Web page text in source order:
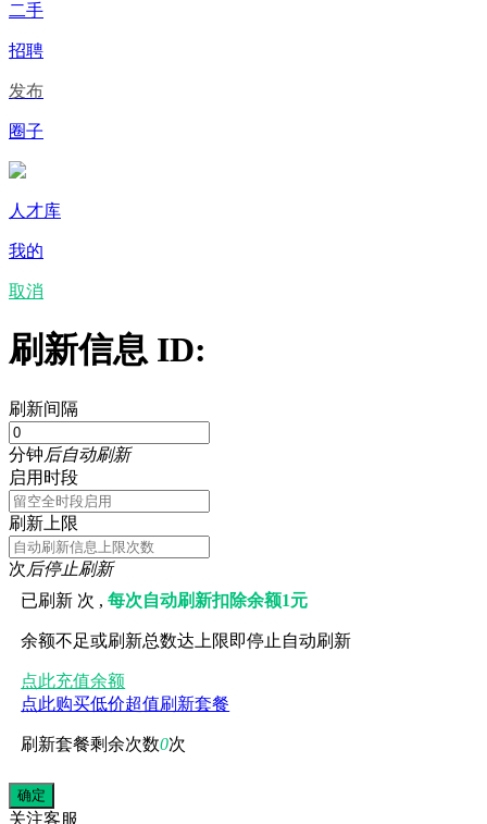
二手
招聘
发布
圈子
人才库
我的
取消
刷新信息 ID:
刷新间隔
分钟后自动刷新
启用时段
刷新上限
次后停止刷新
已刷新 次 ,每次自动刷新扣除余额1元
余额不足或刷新总数达上限即停止自动刷新
点此充值余额
点此购买低价超值刷新套餐
刷新套餐剩余次数0次
关注客服